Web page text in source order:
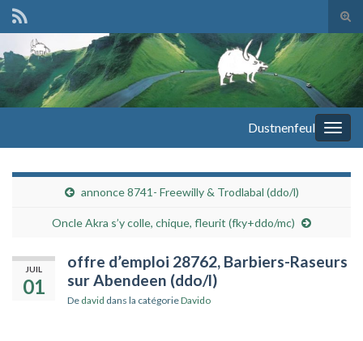
Search for:
Dustnenfeul
annonce 8741- Freewilly & Trodlabal (ddo/l)
Oncle Akra s’y colle, chique, fleurit (fky+ddo/mc)
JUIL
01
offre d’emploi 28762, Barbiers-Raseurs
sur Abendeen (ddo/l)
De david dans la catégorieDavido